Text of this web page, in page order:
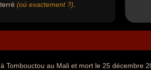
(où exactement ?)
Tombouctou au Mali et mort le 25 décembre